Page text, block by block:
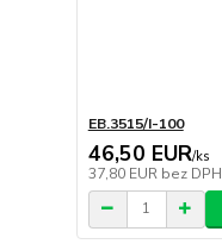
EB.3515/I-100
46,50 EUR/ks
37,80 EUR bez DPH